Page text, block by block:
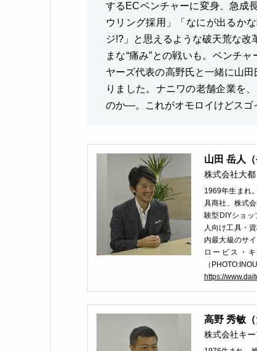
するECベンチャーに変身、急成
ウリング採用」「なにが出るか
ジ!?」と思えるような破天荒な
まな“痛み”との戦いも。ベンチ
ヤーズ代表の高野氏と一緒に山
りました。ナニワの老舗企業を
のか―。これがオモロイけどスゴ
山田 岳人（
株式会社大
1969年生まれ
具商社、株式
験型DIYショッ
人向け工具・
内最大級のサ
ロービス・
（
https://
高野 秀敏（
株式会社キ